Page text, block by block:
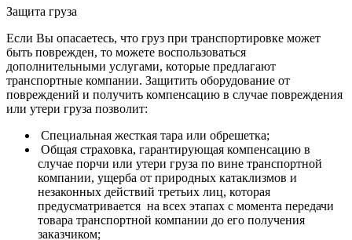
Защита груза
Если Вы опасаетесь, что груз при транспортировке может
быть поврежден, то можете воспользоваться
дополнительными услугами, которые предлагают
транспортные компании. Защитить оборудование от
повреждений и получить компенсацию в случае повреждения
или утери груза позволит:
Специальная жесткая тара или обрешетка;
Общая страховка, гарантирующая компенсацию в
случае порчи или утери груза по вине транспортной
компании, ущерба от природных катаклизмов и
незаконных действий третьих лиц, которая
предусматривается на всех этапах с момента передачи
товара транспортной компании до его получения
заказчиком;